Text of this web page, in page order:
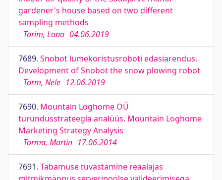
gardener's house based on two different
sampling methods
Torim, Lona 04.06.2019
7689. Snobot lumekoristusroboti edasiarendus.
Development of Snobot the snow plowing robot
Torm, Nele 12.06.2019
7690. Mountain Loghome OÜ
turundusstrateegia analüüs. Mountain Loghome
Marketing Strategy Analysis
Torma, Martin 17.06.2014
7691. Tabamuse tuvastamine reaalajas